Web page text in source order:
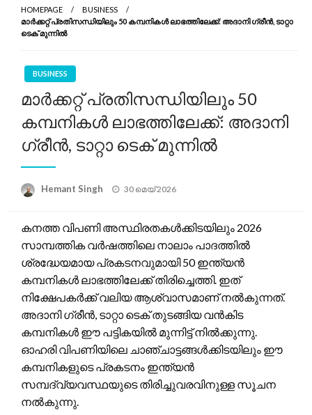
HOMEPAGE
BUSINESS
മാർക്കറ്റ് പ്രതിസന്ധിയിലും 50 കമ്പനികൾ ലാഭത്തിലേക്ക്: അദാനി ഗ്രീൻ, ടാറ്റാ
ടെക് മുന്നിൽ
BUSINESS
മാർക്കറ്റ് പ്രതിസന്ധിയിലും 50
കമ്പനികൾ ലാഭത്തിലേക്ക്: അദാനി
ഗ്രീൻ, ടാറ്റാ ടെക് മുന്നിൽ
Hemant Singh
Posted
30 മെയ്‌ 2026
കനത്ത വിപണി അസ്ഥിരതകൾക്കിടയിലും 2026
സാമ്പത്തിക വർഷത്തിലെ നാലാം പാദത്തിൽ
ശ്രദ്ധേയമായ പ്രകടനവുമായി 50 ഇന്ത്യൻ
കമ്പനികൾ ലാഭത്തിലേക്ക് തിരിച്ചെത്തി. ഇത്
നിക്ഷേപകർക്ക് വലിയ ആശ്വാസമാണ് നൽകുന്നത്.
അദാനി ഗ്രീൻ, ടാറ്റാ ടെക് തുടങ്ങിയ വൻകിട
കമ്പനികൾ ഈ പട്ടികയിൽ മുന്നിട്ട് നിൽക്കുന്നു.
ഓഹരി വിപണിയിലെ ചാഞ്ചാട്ടങ്ങൾക്കിടയിലും ഈ
കമ്പനികളുടെ പ്രകടനം ഇന്ത്യൻ
സമ്പദ്‌വ്യവസ്ഥയുടെ തിരിച്ചുവരവിനുള്ള സൂചന
നൽകുന്നു.